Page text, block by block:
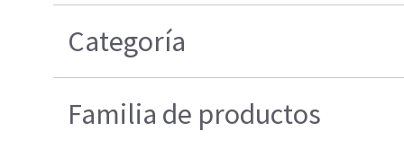
Categoría
Familia de productos